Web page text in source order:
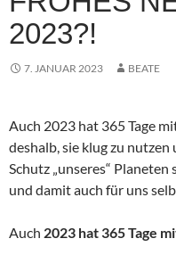
2023?!
7. JANUAR 2023 BEATE
Auch 2023 hat 365 Tage
deshalb, sie klug zu
Schutz „unseres“
und damit auch für uns
Auch 2023 hat 365 Tage